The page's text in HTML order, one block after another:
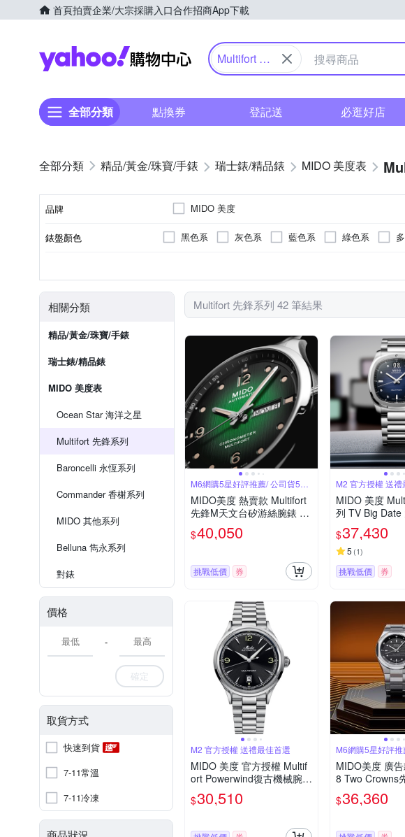
首頁拍賣企業/大宗採購入口合作招商App下載
Yahoo購物中心
Multifort 先
全部分類 點換券 登記送 必逛好店
精品/黃金/珠寶/手錶 瑞士錶/精品錶 MIDO 美度表
品牌 MIDO 美度
錶盤顏色 黑色系 灰色系 藍色系 綠色系
相關分類
精品/黃金/珠寶/手錶
瑞士錶/精品錶
MIDO 美度表
Ocean Star 海洋之星
Multifort 先鋒系列
Baroncelli 永恆系列
Commander 香榭系列
MIDO 其他系列
Belluna 雋永系列
對錶
價格
-
確定
取貨方式
快速到貨
7-11常溫
7-11冷凍
Multifort 先鋒系列 42 筆結果
M6網購5星好評推薦/ 公司貨5年
保固
MIDO美度 熱賣款 Multifort
先鋒M天文台矽游絲腕錶 黑
綠漸變面42㎜ M6(M03843
11109700)
$40,050
挑戰低價 券
M2 官方授權 送禮
MIDO 美度
列 TV Big Date
械錶-
mm
$37,430
5 (1)
挑戰低價 券
M2 官方授權 送禮最佳首選
MIDO 美度 官方授權 Multif
ort Powerwind復古機械腕
錶-M0404071105700/黑40
mm
$30,510
M6網購5星好評
保固
MIDO美度 廣
8 Two Crowns
錶圈雙錶冠黑
0475071105100)
$36,360